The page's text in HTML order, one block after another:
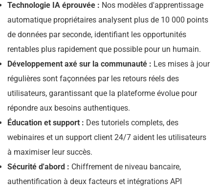
Technologie IA éprouvée : Nos modèles d'apprentissage
automatique propriétaires analysent plus de 10 000 points
de données par seconde, identifiant les opportunités
rentables plus rapidement que possible pour un humain.
Développement axé sur la communauté : Les mises à jour
régulières sont façonnées par les retours réels des
utilisateurs, garantissant que la plateforme évolue pour
répondre aux besoins authentiques.
Éducation et support : Des tutoriels complets, des
webinaires et un support client 24/7 aident les utilisateurs
à maximiser leur succès.
Sécurité d'abord : Chiffrement de niveau bancaire,
authentification à deux facteurs et intégrations API